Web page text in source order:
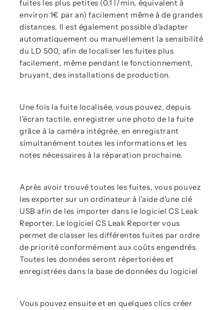
fuites les plus petites (0,1 l/min, équivalent à
environ 1€ par an) facilement même à de grandes
distances. Il est également possible d'adapter
automatiquement ou manuellement la sensibilité
du LD 500, afin de localiser les fuites plus
facilement, même pendant le fonctionnement,
bruyant, des installations de production.
Une fois la fuite localisée, vous pouvez, depuis
l'écran tactile, enregistrer une photo de la fuite
grâce à la caméra intégrée, en enregistrant
simultanément toutes les informations et les
notes nécessaires à la réparation prochaine.
Après avoir trouvé toutes les fuites, vous pouvez
les exporter sur un ordinateur à l'aide d'une clé
USB afin de les importer dans le logiciel CS Leak
Reporter. Le logiciel CS Leak Reporter vous
permet de classer les différentes fuites par ordre
de priorité conformément aux coûts engendrés.
Toutes les données seront répertoriées et
enregistrées dans la base de données du logiciel
Vous pouvez ensuite et en quelques clics créer